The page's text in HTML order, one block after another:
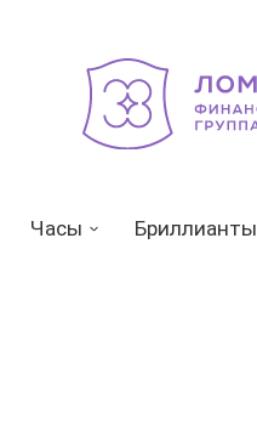
Часы Бриллианты